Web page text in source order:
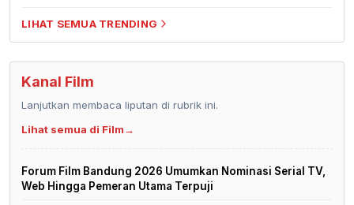
LIHAT SEMUA TRENDING
Kanal Film
Lanjutkan membaca liputan di rubrik ini.
Lihat semua di Film→
Forum Film Bandung 2026 Umumkan Nominasi Serial TV,
Web Hingga Pemeran Utama Terpuji